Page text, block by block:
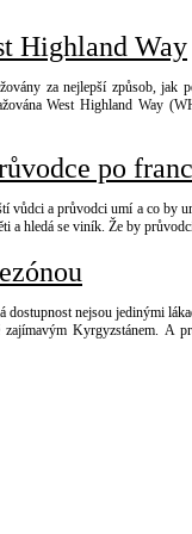
Highland Way
za nejlepší způsob, jak
West Highland Way
po
vůdci a průvodci umí a co by
a hledá se viník. Že by
dostupnost nejsou jedinými
Kyrgyzstánem. A